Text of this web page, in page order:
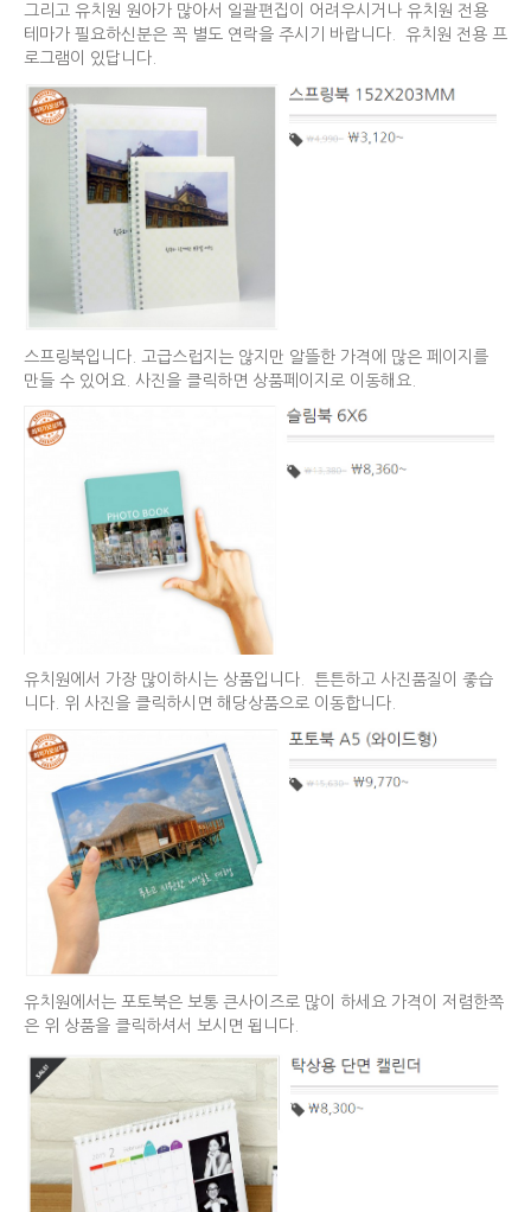
그리고 유치원 원아가 많아서 일괄편집이 어려우시거나 유치원 전용
테마가 필요하신분은 꼭 별도 연락을 주시기 바랍니다. 유치원 전용 프
로그램이 있답니다.
스프링북입니다. 고급스럽지는 않지만 알뜰한 가격에 많은 페이지를
만들 수 있어요. 사진을 클릭하면 상품페이지로 이동해요.
유치원에서 가장 많이하시는 상품입니다. 튼튼하고 사진품질이 좋습
니다. 위 사진을 클릭하시면 해당상품으로 이동합니다.
유치원에서는 포토북은 보통 큰사이즈로 많이 하세요 가격이 저렴한쪽
은 위 상품을 클릭하셔서 보시면 됩니다.